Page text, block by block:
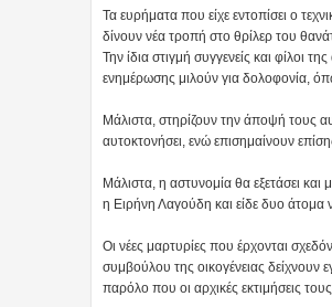
Τα ευρήματα που είχε εντοπίσει ο
δίνουν νέα τροπή στο θρίλερ του
Την ίδια στιγμή συγγενείς και
ενημέρωσης μιλούν για δολοφονία,
Μάλιστα, στηρίζουν την άποψή τους
αυτοκτονήσει, ενώ επισημαίνουν
Μάλιστα, η αστυνομία θα εξετάσει
η Ειρήνη Λαγούδη και είδε δυο άτομα
Οι νέες μαρτυρίες που έρχονται
συμβούλου της οικογένειας δείχνουν
παρόλο που οι αρχικές εκτιμήσεις